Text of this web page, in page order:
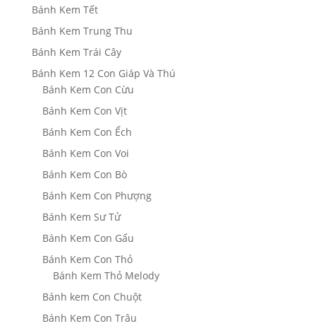
Bánh Kem Tết
Bánh Kem Trung Thu
Bánh Kem Trái Cây
Bánh Kem 12 Con Giáp Và Thú
Bánh Kem Con Cừu
Bánh Kem Con Vịt
Bánh Kem Con Ếch
Bánh Kem Con Voi
Bánh Kem Con Bò
Bánh Kem Con Phượng
Bánh Kem Sư Tử
Bánh Kem Con Gấu
Bánh Kem Con Thỏ
Bánh Kem Thỏ Melody
Bánh kem Con Chuột
Bánh Kem Con Trâu